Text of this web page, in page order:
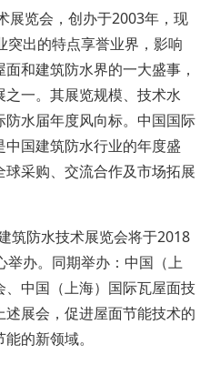
展览会，创办于2003年，现
突出的特点享誉业界，影响
和建筑防水界的一大盛事，
一。其展览规模、技术水
水届年度风向标。中国国际
国建筑防水行业的年度盛
采购、交流合作及市场拓展
筑防水技术展览会将于2018
举办。同期举办：中国（上
中国（上海）国际瓦屋面技
展会，促进屋面节能技术的
的新领域。